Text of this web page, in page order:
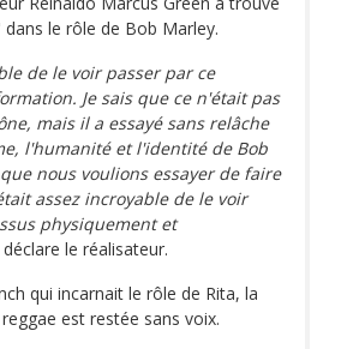
le rôle de Bob Marley.
de le voir passer par ce
Je sais que ce n'était pas
mais il a essayé sans relâche
l'humanité et l'identité de Bob
nous voulions essayer de faire
assez incroyable de le voir
physiquement et
le réalisateur.
qui incarnait le rôle de Rita, la
est restée sans voix.